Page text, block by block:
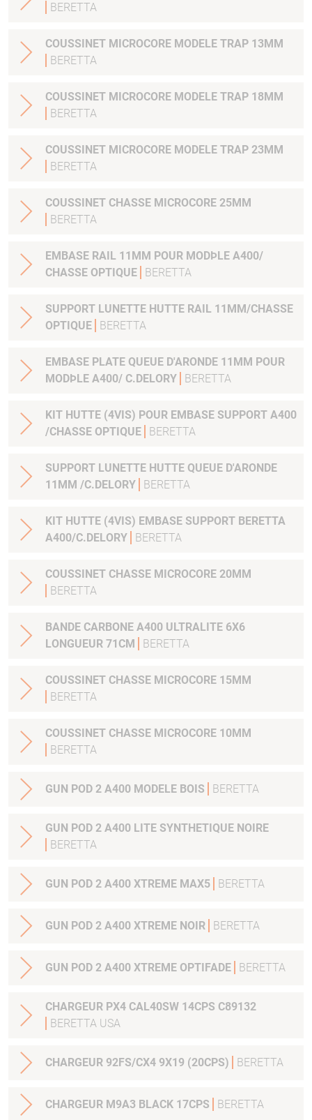
BERETTA
COUSSINET MICROCORE MODELE TRAP 13MM
BERETTA
COUSSINET MICROCORE MODELE TRAP 18MM
BERETTA
COUSSINET MICROCORE MODELE TRAP 23MM
BERETTA
COUSSINET CHASSE MICROCORE 25MM
BERETTA
EMBASE RAIL 11MM POUR MODÞLE A400/
CHASSE OPTIQUE
BERETTA
SUPPORT LUNETTE HUTTE RAIL 11MM/CHASSE
OPTIQUE
BERETTA
EMBASE PLATE QUEUE D'ARONDE 11MM POUR
MODÞLE A400/ C.DELORY
BERETTA
KIT HUTTE (4VIS) POUR EMBASE SUPPORT A400
/CHASSE OPTIQUE
BERETTA
SUPPORT LUNETTE HUTTE QUEUE D'ARONDE
11MM /C.DELORY
BERETTA
KIT HUTTE (4VIS) EMBASE SUPPORT BERETTA
A400/C.DELORY
BERETTA
COUSSINET CHASSE MICROCORE 20MM
BERETTA
BANDE CARBONE A400 ULTRALITE 6X6
LONGUEUR 71CM
BERETTA
COUSSINET CHASSE MICROCORE 15MM
BERETTA
COUSSINET CHASSE MICROCORE 10MM
BERETTA
GUN POD 2 A400 MODELE BOIS BERETTA
GUN POD 2 A400 LITE SYNTHETIQUE NOIRE
BERETTA
GUN POD 2 A400 XTREME MAX5 BERETTA
GUN POD 2 A400 XTREME NOIR BERETTA
GUN POD 2 A400 XTREME OPTIFADE BERETTA
CHARGEUR PX4 CAL40SW 14CPS C89132
BERETTA USA
CHARGEUR 92FS/CX4 9X19 (20CPS) BERETTA
CHARGEUR M9A3 BLACK 17CPS BERETTA